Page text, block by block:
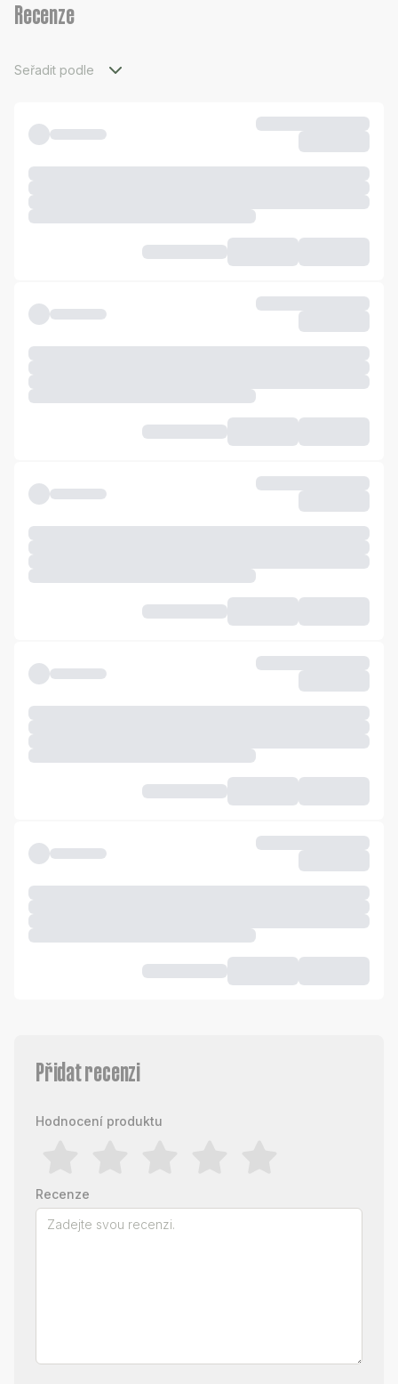
Recenze
Seřadit podle
Přidat recenzi
Hodnocení produktu
Recenze